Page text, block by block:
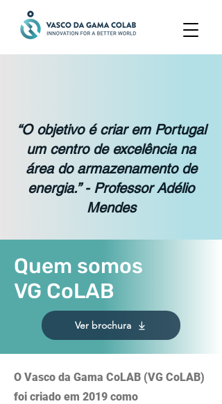
“O objetivo é criar em Portugal
um centro de excelência na
área do armazenamento de
energia.” - Professor Adélio
Mendes
Quem somos
VG CoLAB
Ver brochura
O Vasco da Gama CoLAB (VG CoLAB)
foi criado em 2019 como